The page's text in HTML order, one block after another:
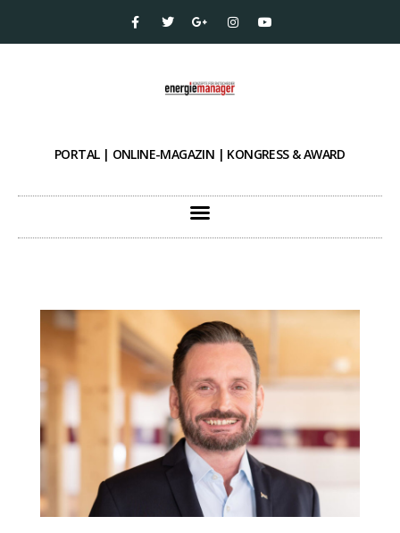
PORTAL | ONLINE-MAGAZIN | KONGRESS & AWARD